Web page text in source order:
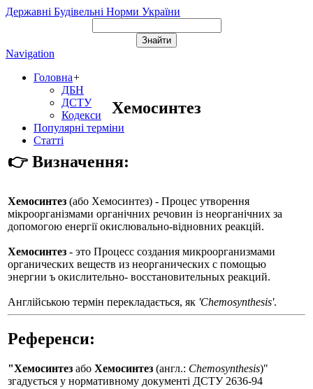
Державні Будівельні Норми України
Navigation
Головна+
ДБН
ДСТУ
Кодекси
Популярні терміни
Статті
Хемосинтез
👉 Визначення:
Хемосинтез (або Хемосинтез) - Процес утворення
мікроорганізмами органічних речовин із неорганічних за
допомогою енергії окислювально-відновних реакцій.
Хемосинтез - это Процесс создания микроорганизмами
органических веществ из неорганических с помощью
энергии ъ окислительно- восстановительных реакций.
Англійською термін перекладається, як 'Chemosynthesis'.
Референси:
"Хемосинтез або Хемосинтез (англ.: Chemosynthesis)"
згадується у нормативному документі ДСТУ 2636-94